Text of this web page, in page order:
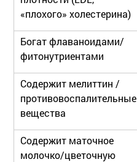
«плохого» холестерина)
Богат флаваноидами/
фитонутриентами
Содержит мелиттин /
противовоспалительные
вещества
Содержит маточное
молочко/цветочную